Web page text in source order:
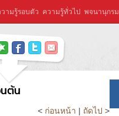
วามรู้รอบตัว ความรู้ทั่วไป พจนานุกรม
ต้น
< ก่อนหน้า | ถัดไป >